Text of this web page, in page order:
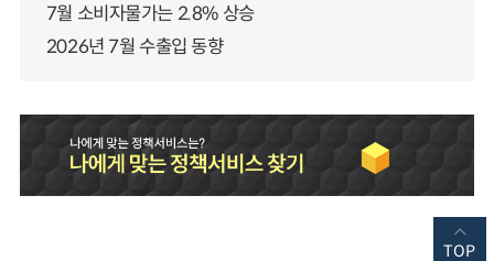
7월 소비자물가는 2.8% 상승
2026년 7월 수출입 동향
TOP